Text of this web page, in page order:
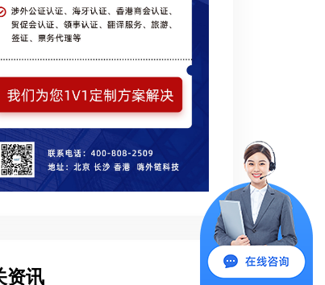
资讯